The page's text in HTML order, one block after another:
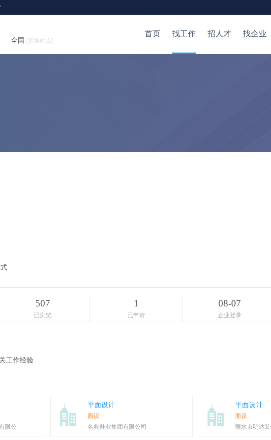
全国 [切换站点]
首页 找工作 招人才 找企业
507
已浏览
1
已申请
08-07
企业登录
工作经验
限公
平面设计
面议
名典鞋业集团有限公司
平面设计
面议
丽水市明达